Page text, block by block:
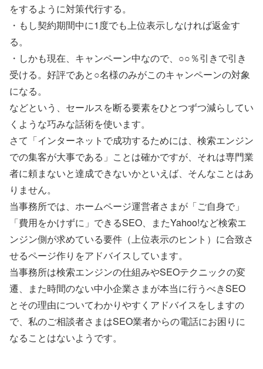
をするように対策代行する。
・もし契約期間中に1度でも上位表示しなければ返金す
る。
・しかも現在、キャンペーン中なので、○○％引きで引き
受ける。好評であと○名様のみがこのキャンペーンの対象
になる。
などという、セールスを断る要素をひとつずつ減らしてい
くような巧みな話術を使います。
さて「インターネットで成功するためには、検索エンジン
での集客が大事である」ことは確かですが、それは専門業
者に頼まないと達成できないかといえば、そんなことはあ
りません。
当事務所では、ホームページ運営者さまが「ご自身で」
「費用をかけずに」できるSEO、またYahoo!など検索エ
ンジン側が求めている要件（上位表示のヒント）に合致さ
せるページ作りをアドバイスしています。
当事務所は検索エンジンの仕組みやSEOテクニックの変
遷、また時間のない中小企業さまが本当に行うべきSEO
とその理由についてわかりやすくアドバイスをしますの
で、私のご相談者さまはSEO業者からの電話にお困りに
なることはないようです。